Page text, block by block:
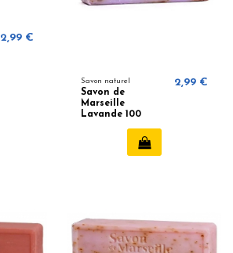
2,99 €
Savon naturel
Savon de
Marseille
Lavande 100
2,99 €